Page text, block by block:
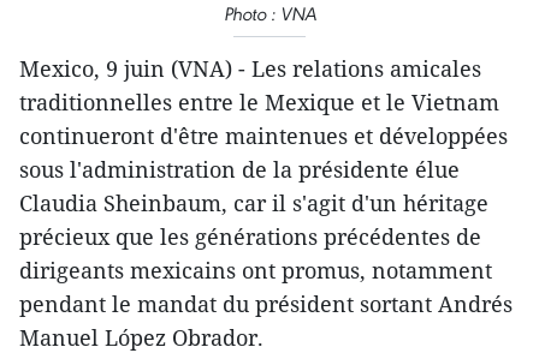
Photo : VNA
Mexico, 9 juin (VNA) - Les relations amicales
traditionnelles entre le Mexique et le Vietnam
continueront d'être maintenues et développées
sous l'administration de la présidente élue
Claudia Sheinbaum, car il s'agit d'un héritage
précieux que les générations précédentes de
dirigeants mexicains ont promus, notamment
pendant le mandat du président sortant Andrés
Manuel López Obrador.